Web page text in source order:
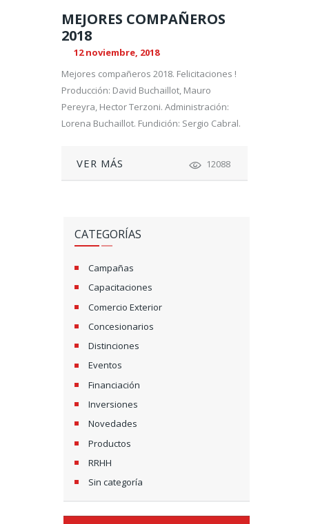
MEJORES COMPAÑEROS
2018
12 noviembre, 2018
Mejores compañeros 2018. Felicitaciones !
Producción: David Buchaillot, Mauro
Pereyra, Hector Terzoni. Administración:
Lorena Buchaillot. Fundición: Sergio Cabral.
VER MÁS 12088
CATEGORÍAS
Campañas
Capacitaciones
Comercio Exterior
Concesionarios
Distinciones
Eventos
Financiación
Inversiones
Novedades
Productos
RRHH
Sin categoría